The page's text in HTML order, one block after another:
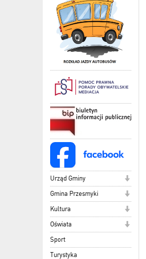
Urząd Gminy
Gmina Przesmyki
Kultura
Oświata
Sport
Turystyka